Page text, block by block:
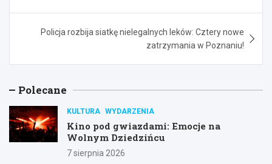
Policja rozbija siatkę nielegalnych leków: Cztery nowe
zatrzymania w Poznaniu!
Polecane
KULTURA WYDARZENIA
Kino pod gwiazdami: Emocje na
Wolnym Dziedzińcu
7 sierpnia 2026